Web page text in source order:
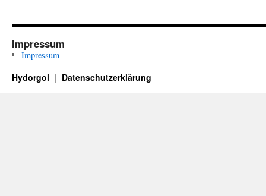
Impressum
Impressum
Hydorgol Datenschutzerklärung